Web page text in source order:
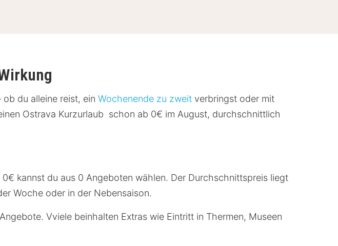
du alleine reist, ein Wochenende zu zweit verbringst oder mit
Ostrava Kurzurlaub schon ab 0€ im August, durchschnittlich
kannst du aus 0 Angeboten wählen. Der Durchschnittspreis liegt
Woche oder in der Nebensaison.
Vviele beinhalten Extras wie Eintritt in Thermen, Museen